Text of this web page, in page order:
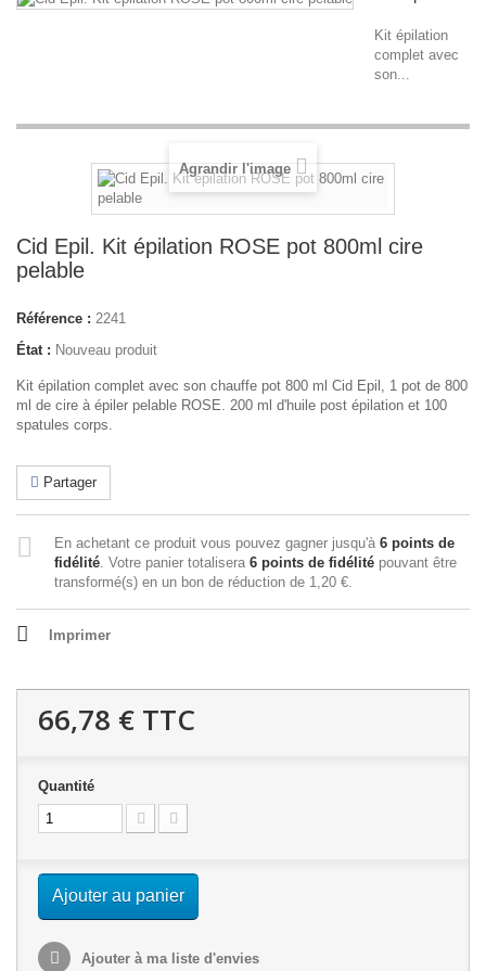
Kit épilation
complet avec
son...
Agrandir l'image
Cid Epil. Kit épilation ROSE pot 800ml cire
pelable
Référence : 2241
État : Nouveau produit
Kit épilation complet avec son chauffe pot 800 ml Cid Epil, 1 pot de 800
ml de cire à épiler pelable ROSE. 200 ml d'huile post épilation et 100
spatules corps.
Partager
En achetant ce produit vous pouvez gagner jusqu'à 6 points de
fidélité. Votre panier totalisera 6 points de fidélité pouvant être
transformé(s) en un bon de réduction de 1,20 €.
Imprimer
66,78 € TTC
Quantité
Ajouter au panier
Ajouter à ma liste d'envies